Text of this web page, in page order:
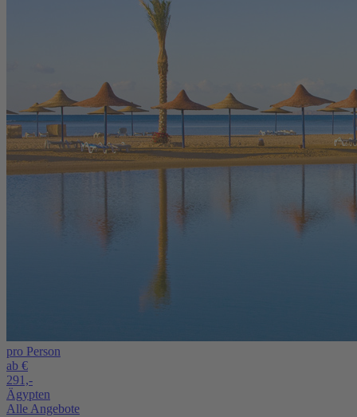
pro Person
ab €
291,-
Ägypten
Alle Angebote